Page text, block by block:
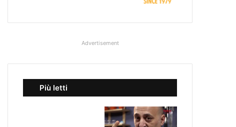
Advertisement
Più letti